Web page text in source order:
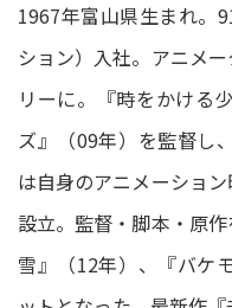
1967年富山県生まれ。
ション）入社。アニメ
リーに。『時をかける
ズ』（09年）を監督し
は自身のアニメーショ
設立。監督・脚本・原
雪』（12年）、『バケ